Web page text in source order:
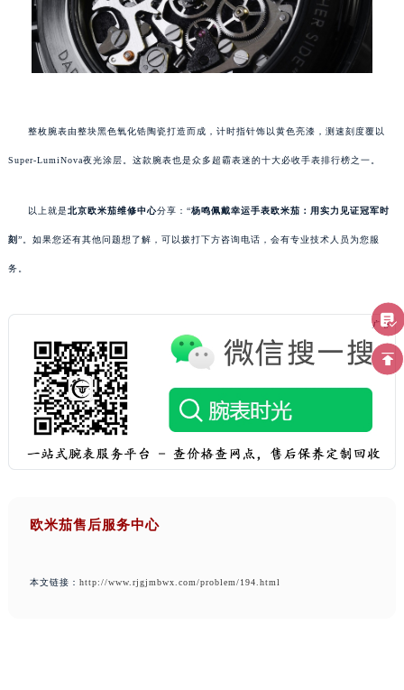
整枚腕表由整块黑色氧化锆陶瓷打造而成，计时指针饰以黄色亮漆，测速刻度覆以
Super-LumiNova夜光涂层。这款腕表也是众多超霸表迷的十大必收手表排行榜之一。
以上就是北京欧米茄维修中心分享：“杨鸣佩戴幸运手表欧米茄：用实力见证冠军时
刻 ”。如果您还有其他问题想了解，可以拨打下方咨询电话，会有专业技术人员为您服
务。
欧米茄售后服务中心
本文链接： http://www.rjgjmbwx.com/problem/194.html